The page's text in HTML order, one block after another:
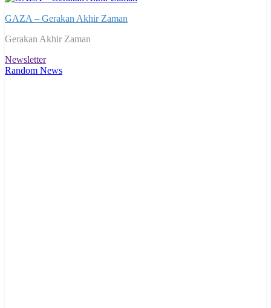
GAZA – Gerakan Akhir Zaman
Gerakan Akhir Zaman
Newsletter
Random News